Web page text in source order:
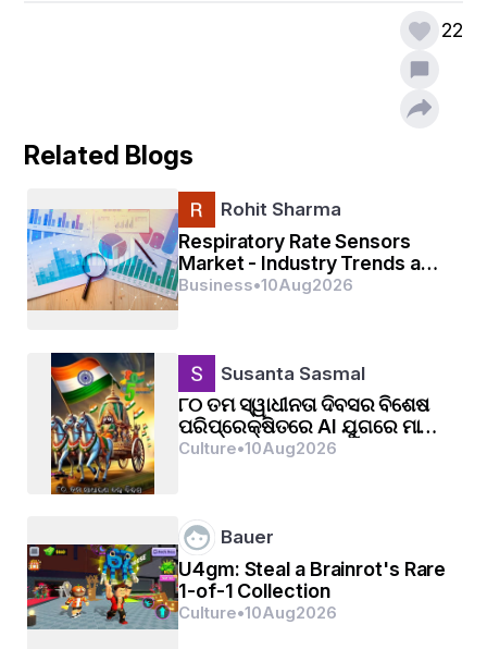
ରଚନା ନ କରି ସ୍ପଷ୍ଟ ଭାବରେ କୁହନ୍ତୁ କଣ ହେଇଚି ?
ସଞ୍ଜୟ:	ମହାରାଜ ....ଯଦୁବଂଶ ଧ୍ଵଂସ ହେଇଯାଇଚି ....
ଯୁଧିଷ୍ଠିର:	ମହାତତ୍ମା.....
ସଞ୍ଜୟ:	ସାମାନ୍ଯ କଳହ କାରଣରୁ ....କାଦମ୍ବରୀ ପାନ
କଋ ,,,ଯାଦବ ମାନେ ପରସ୍ପରକୁ ହତ୍ୟା କରିଚନ୍ତି ....
ପୁରରେ .....
22
Related Blogs
Rohit Sharma
Respiratory Rate Sensors
Market - Industry Trends and
Forecast to 2029
Business•10Aug2026
Susanta Sasmal
୮୦ ତମ ସ୍ୱାଧୀନତା ଦିବସର ବିଶେଷ
ପରିପ୍ରେକ୍ଷିତରେ AI ଯୁଗରେ ମାଟି
ସହ ମଣିଷର ମମତା
Culture•10Aug2026
Bauer
U4gm: Steal a Brainrot's Rare
1-of-1 Collection
Culture•10Aug2026